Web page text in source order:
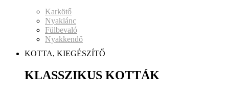
Karkötő
Nyaklánc
Fülbevaló
Nyakkendő
KOTTA, KIEGÉSZÍTŐ
KLASSZIKUS KOTTÁK